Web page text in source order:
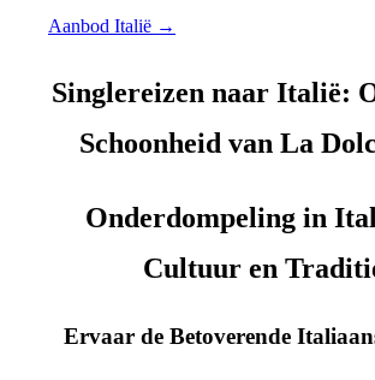
Aanbod Italië →
Singlereizen naar Italië:
Schoonheid van La
Onderdompeling in
Cultuur en
Ervaar de Betoverende